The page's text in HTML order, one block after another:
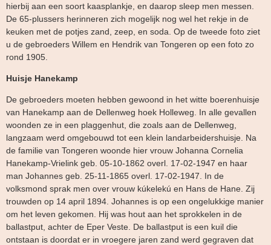
hierbij aan een soort kaasplankje, en daarop sleep men messen.
De 65-plussers herinneren zich mogelijk nog wel het rekje in de
keuken met de potjes zand, zeep, en soda. Op de tweede foto ziet
u de gebroeders Willem en Hendrik van Tongeren op een foto zo
rond 1905.
Huisje Hanekamp
De gebroeders moeten hebben gewoond in het witte boerenhuisje
van Hanekamp aan de Dellenweg hoek Holleweg. In alle gevallen
woonden ze in een plaggenhut, die zoals aan de Dellenweg,
langzaam werd omgebouwd tot een klein landarbeidershuisje. Na
de familie van Tongeren woonde hier vrouw Johanna Cornelia
Hanekamp-Vrielink geb. 05-10-1862 overl. 17-02-1947 en haar
man Johannes geb. 25-11-1865 overl. 17-02-1947. In de
volksmond sprak men over vrouw kúkelekú en Hans de Hane. Zij
trouwden op 14 april 1894. Johannes is op een ongelukkige manier
om het leven gekomen. Hij was hout aan het sprokkelen in de
ballastput, achter de Eper Veste. De ballastput is een kuil die
ontstaan is doordat er in vroegere jaren zand werd gegraven dat